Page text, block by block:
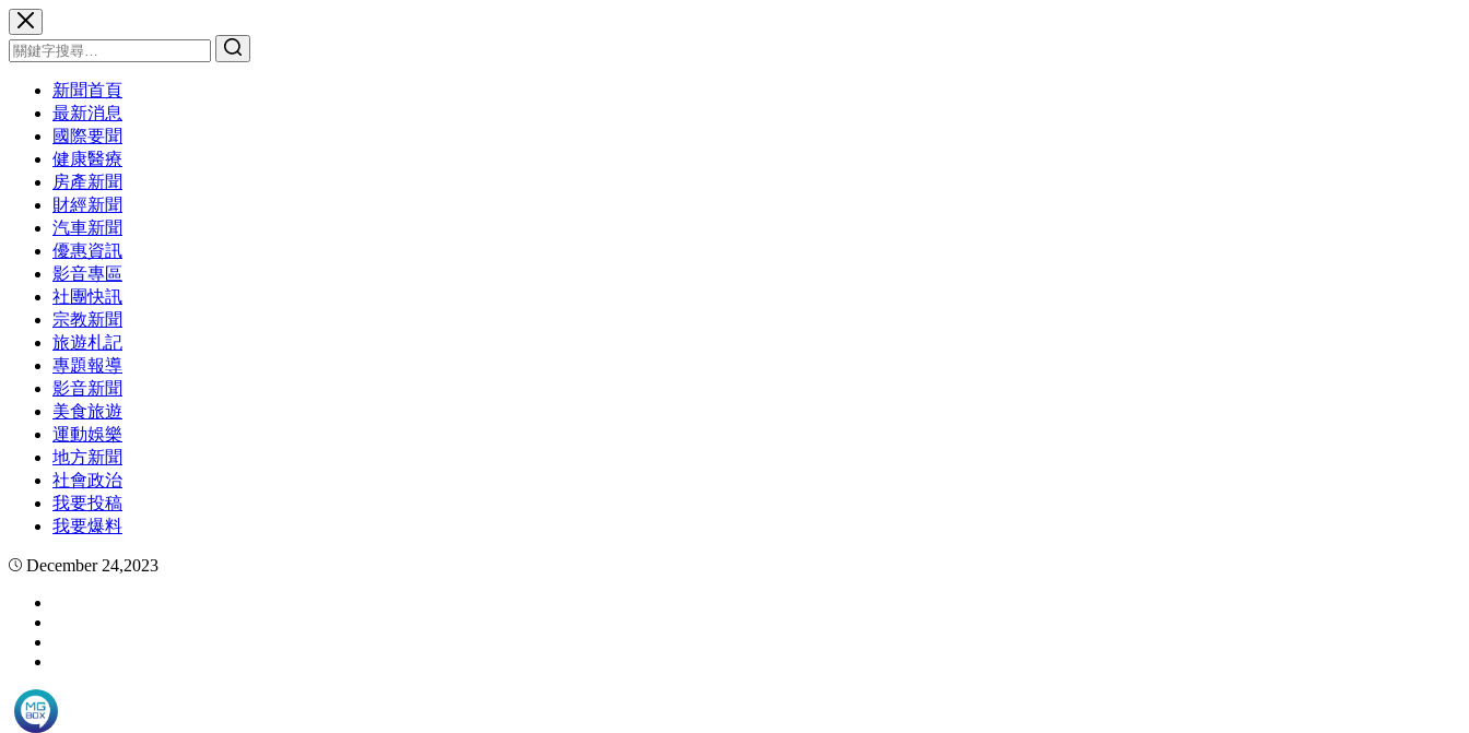
新聞首頁
最新消息
國際要聞
健康醫療
房產新聞
財經新聞
汽車新聞
優惠資訊
影音專區
社團快訊
宗教新聞
旅遊札記
專題報導
影音新聞
美食旅遊
運動娛樂
地方新聞
社會政治
我要投稿
我要爆料
December 24,2023